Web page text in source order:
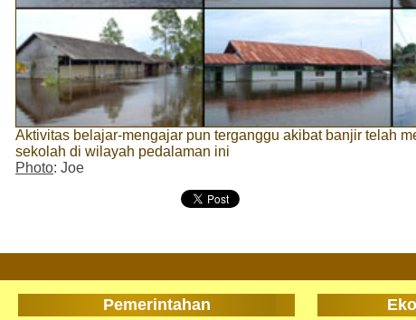
Aktivitas belajar-mengajar pun terganggu akibat banjir telah
sekolah di wilayah pedalaman ini
Photo: Joe
Pemerintahan